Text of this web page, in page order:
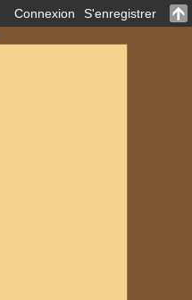
Connexion S'enregistrer